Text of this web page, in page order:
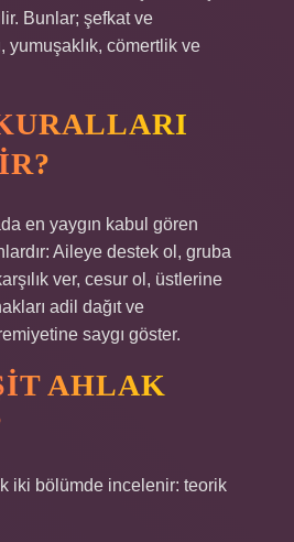
Bunlar; şefkat ve
yumuşaklık, cömertlik ve
en yaygın kabul gören
Aileye destek ol, gruba
ver, cesur ol, üstlerine
adil dağıt ve
saygı göster.
AHLAK
iki bölümde incelenir: teorik